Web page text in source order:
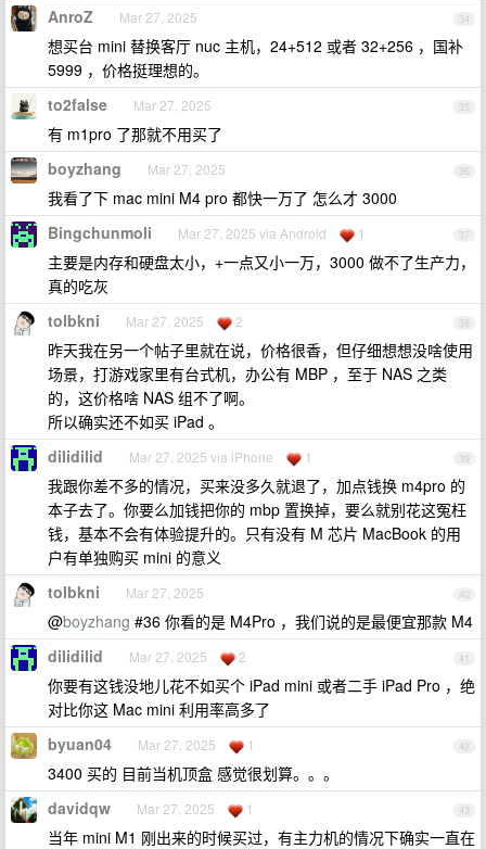
34
AnroZ Mar 27, 2025
想买台 mini 替换客厅 nuc 主机，24+512 或者 32+256 ，国补
5999 ，价格挺理想的。
35
to2false Mar 27, 2025
有 m1pro 了那就不用买了
36
boyzhang Mar 27, 2025
我看了下 mac mini M4 pro 都快一万了 怎么才 3000
37
Bingchunmoli Mar 27, 2025 via Android 1
主要是内存和硬盘太小，+一点又小一万，3000 做不了生产力，
真的吃灰
38
tolbkni Mar 27, 2025 2
昨天我在另一个帖子里就在说，价格很香，但仔细想想没啥使用
场景，打游戏家里有台式机，办公有 MBP ，至于 NAS 之类
的，这价格啥 NAS 组不了啊。
所以确实还不如买 iPad 。
39
dilidilid Mar 27, 2025 via iPhone 1
我跟你差不多的情况，买来没多久就退了，加点钱换 m4pro 的
本子去了。你要么加钱把你的 mbp 置换掉，要么就别花这冤枉
钱，基本不会有体验提升的。只有没有 M 芯片 MacBook 的用
户有单独购买 mini 的意义
40
tolbkni Mar 27, 2025
@boyzhang #36 你看的是 M4Pro ，我们说的是最便宜那款 M4
41
dilidilid Mar 27, 2025 2
你要有这钱没地儿花不如买个 iPad mini 或者二手 iPad Pro ，绝
对比你这 Mac mini 利用率高多了
42
byuan04 Mar 27, 2025 1
3400 买的 目前当机顶盒 感觉很划算。。。
43
davidqw Mar 27, 2025 1
当年 mini M1 刚出来的时候买过，有主力机的情况下确实一直在